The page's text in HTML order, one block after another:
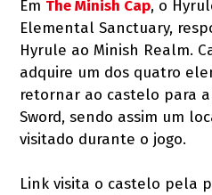
Em The Minish Cap, o
Elemental Sanctuary,
Hyrule ao Minish Realm.
adquire um dos quatro
retornar ao castelo para
Sword, sendo assim um
visitado durante o jogo.
Link visita o castelo pela